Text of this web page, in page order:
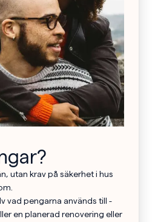
utan krav på säkerhet i hus
vad pengarna används till -
en planerad renovering eller